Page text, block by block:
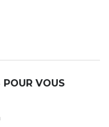
POUR VOUS